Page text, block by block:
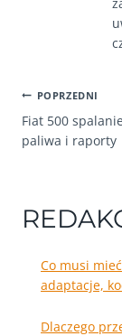
WPISU
POPRZEDNI
Fiat 500
paliwa i raporty
Co musi
adaptacje,
Dlaczego